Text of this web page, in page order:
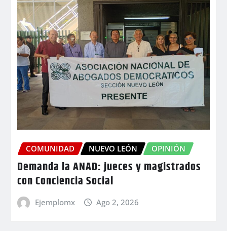
COMUNIDAD NUEVO LEÓN OPINIÓN
Demanda la ANAD: jueces y magistrados
con Conciencia Social
Ejemplomx Ago 2, 2026